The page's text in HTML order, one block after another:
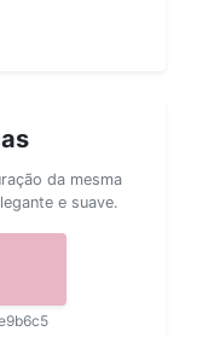
da mesma
e suave.